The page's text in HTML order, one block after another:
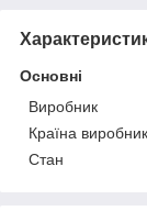
Основні
Виробник
Країна виробник
Стан